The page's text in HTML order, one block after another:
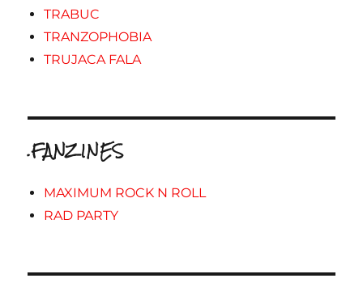
TRABUC
TRANZOPHOBIA
TRUJACA FALA
.FANZINES
MAXIMUM ROCK N ROLL
RAD PARTY